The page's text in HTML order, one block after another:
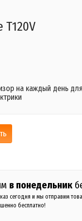
Т120V
на каждый день для
в понедельник
сегодня и мы отправим
бесплатно!